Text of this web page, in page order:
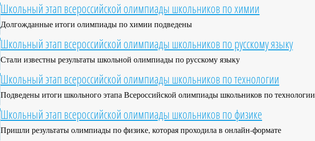
Школьный этап всероссийской олимпиады школьников по химии
Долгожданные итоги олимпиады по химии подведены
Школьный этап всероссийской олимпиады школьников по русскому языку
Стали известны результаты школьной олимпиады по русскому языку
Школьный этап всероссийской олимпиады школьников по технологии
Подведены итоги школьного этапа Всероссийской олимпиады школьников по технологии
Школьный этап всероссийской олимпиады школьников по физике
Пришли результаты олимпиады по физике, которая проходила в онлайн-формате